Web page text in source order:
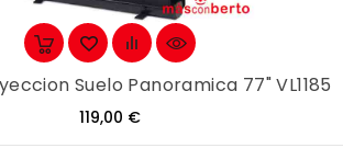
Suelo Panoramica 77" VL1185
Precio
119,00 €